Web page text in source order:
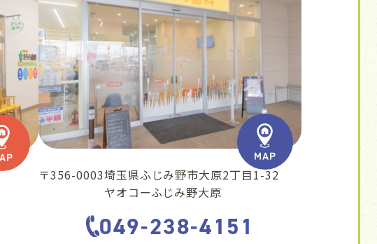
〒356-0003埼玉県ふじみ野市大原2丁目1-32
ヤオコーふじみ野大原
049-238-4151